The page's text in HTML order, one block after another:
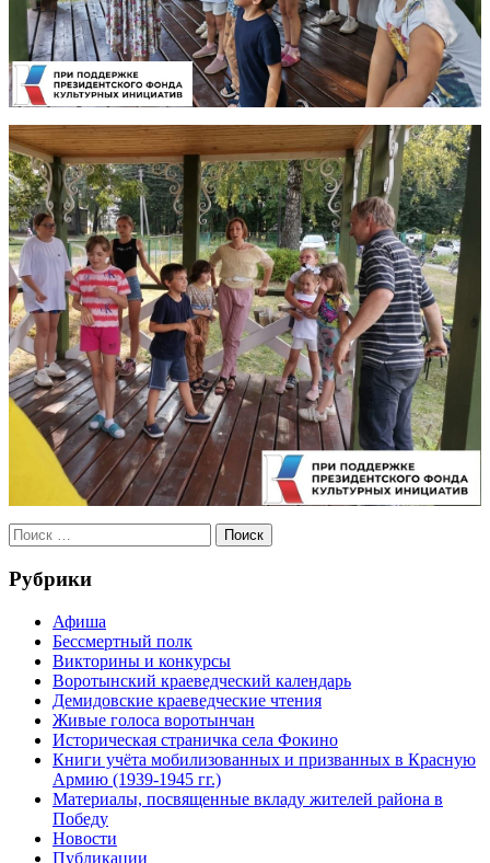
Рубрики
Афиша
Бессмертный полк
Викторины и конкурсы
Воротынский краеведческий календарь
Демидовские краеведческие чтения
Живые голоса воротынчан
Историческая страничка села Фокино
Книги учёта мобилизованных и призванных в Красную
Армию (1939-1945 гг.)
Материалы, посвященные вкладу жителей района в
Победу
Новости
Публикации